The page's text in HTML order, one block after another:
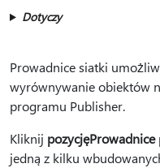
Dotyczy
Prowadnice siatki
wyrównywanie obiektów
programu Publisher.
Kliknij pozycjęProwadnice
jedną z kilku